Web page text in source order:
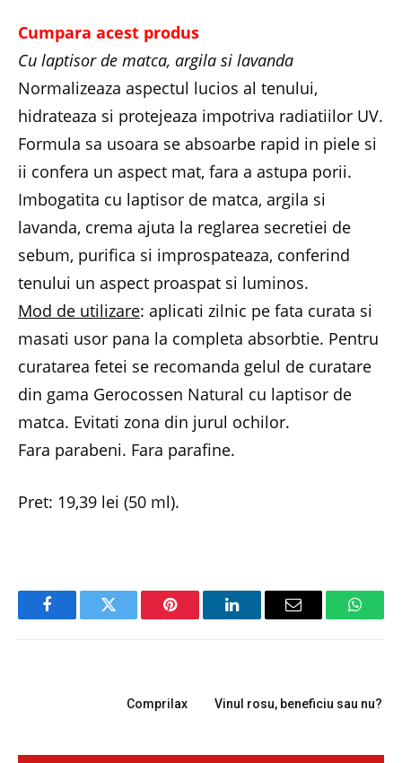
Cumpara acest produs
Cu laptisor de matca, argila si lavanda
Normalizeaza aspectul lucios al tenului,
hidrateaza si protejeaza impotriva radiatiilor UV.
Formula sa usoara se absoarbe rapid in piele si
ii confera un aspect mat, fara a astupa porii.
Imbogatita cu laptisor de matca, argila si
lavanda, crema ajuta la reglarea secretiei de
sebum, purifica si improspateaza, conferind
tenului un aspect proaspat si luminos.
Mod de utilizare: aplicati zilnic pe fata curata si
masati usor pana la completa absorbtie. Pentru
curatarea fetei se recomanda gelul de curatare
din gama Gerocossen Natural cu laptisor de
matca. Evitati zona din jurul ochilor.
Fara parabeni. Fara parafine.
Pret: 19,39 lei (50 ml).
FacebookTwitter Pinterest LinkedInEmail
Comprilax Vinul rosu, beneficiu sau nu?